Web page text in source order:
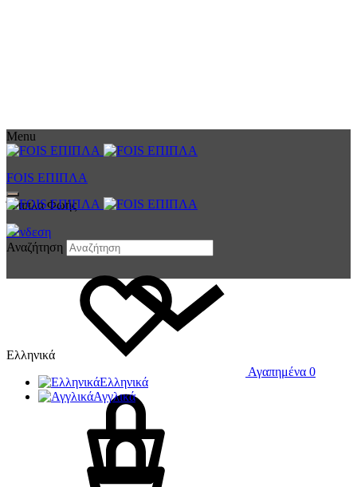
Menu
FOIS ΕΠΙΠΛΑ
Έπιπλα Φωής
Σύνδεση
Αναζήτηση
Αγαπημένα 0
Ελληνικά
Ελληνικά
Αγγλικά